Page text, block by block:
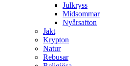
Julkryss
Midsommar
Nyårsafton
Jakt
Krypton
Natur
Rebusar